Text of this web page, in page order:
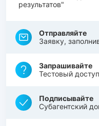
результатов"
Отправляйте
Заявку,
Запрашивайте
Тестовый
Подписывайте
Субагентский